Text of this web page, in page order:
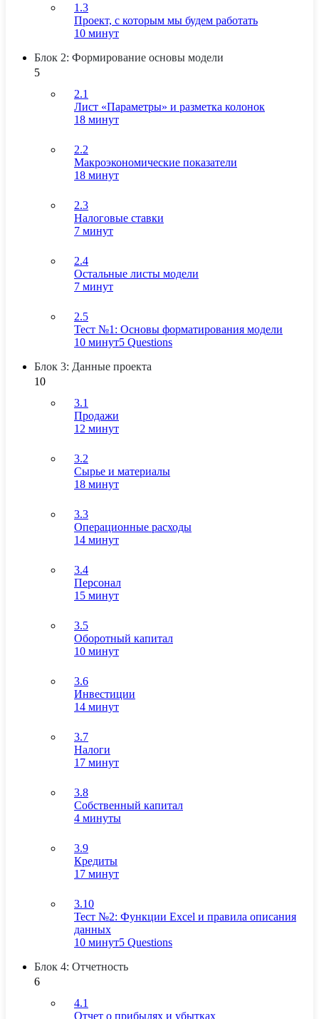
1.3
Проект, с которым мы будем работать
10 минут
Блок 2: Формирование основы модели
5
2.1
Лист «Параметры» и разметка колонок
18 минут
2.2
Макроэкономические показатели
18 минут
2.3
Налоговые ставки
7 минут
2.4
Остальные листы модели
7 минут
2.5
Тест №1: Основы форматирования модели
10 минут5 Questions
Блок 3: Данные проекта
10
3.1
Продажи
12 минут
3.2
Сырье и материалы
18 минут
3.3
Операционные расходы
14 минут
3.4
Персонал
15 минут
3.5
Оборотный капитал
10 минут
3.6
Инвестиции
14 минут
3.7
Налоги
17 минут
3.8
Собственный капитал
4 минуты
3.9
Кредиты
17 минут
3.10
Тест №2: Функции Excel и правила описания
данных
10 минут5 Questions
Блок 4: Отчетность
6
4.1
Отчет о прибылях и убытках